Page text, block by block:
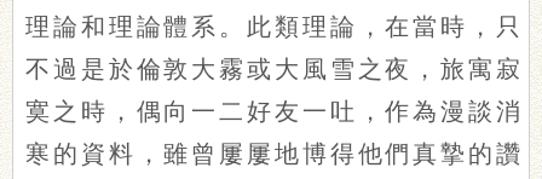
理論和理論體系。此類理論，在當時，只
不過是於倫敦大霧或大風雪之夜，旅寓寂
寞之時，偶向一二好友一吐，作為漫談消
寒的資料，雖曾屢屢地博得他們真摯的讚